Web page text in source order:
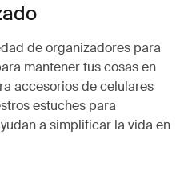
de organizadores para
mantener tus cosas en
accesorios de celulares
estuches para
a simplificar la vida en